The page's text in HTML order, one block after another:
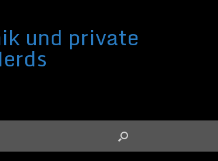
und private